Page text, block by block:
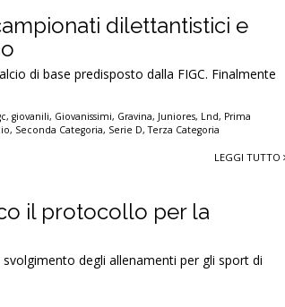
dilettantistici e
di base predisposto dalla FIGC. Finalmente
,giovanili, Giovanissimi, Gravina, Juniores, Lnd, Prima
, Seconda Categoria, Serie D,Terza Categoria
LEGGI TUTTO
il protocollo per la
degli allenamenti per gli sport di